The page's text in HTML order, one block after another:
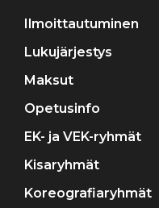
Ilmoittautuminen
Lukujärjestys
Maksut
Opetusinfo
EK- ja VEK-ryhmät
Kisaryhmät
Koreografiaryhmät